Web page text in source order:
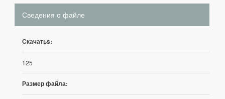
Сведения о файле
Скачатьs:
125
Размер файла: